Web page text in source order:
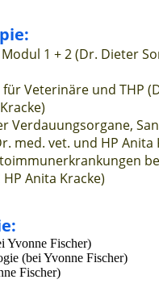
1 + 2 (Dr. Dieter
Veterinäre und THP
Verdauungsorgane,
med. vet. und HP Anita
Anita Kracke)
Yvonne Fischer)
(bei Yvonne Fischer)
Fischer)